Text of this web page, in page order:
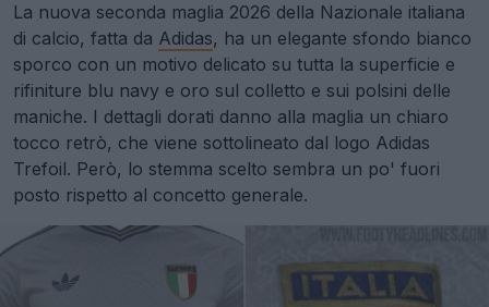
La nuova seconda maglia 2026 della Nazionale italiana
di calcio, fatta da Adidas, ha un elegante sfondo bianco
sporco con un motivo delicato su tutta la superficie e
rifiniture blu navy e oro sul colletto e sui polsini delle
maniche. I dettagli dorati danno alla maglia un chiaro
tocco retrò, che viene sottolineato dal logo Adidas
Trefoil. Però, lo stemma scelto sembra un po' fuori
posto rispetto al concetto generale.